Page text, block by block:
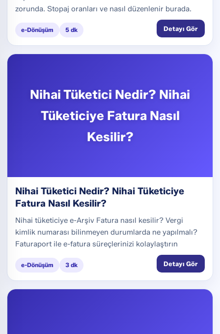
zorunda. Stopaj oranları ve nasıl düzenlenir burada.
e-Dönüşüm 5 dk Detayı Gör
Nihai Tüketici Nedir? Nihai
Tüketiciye Fatura Nasıl
Kesilir?
Nihai Tüketici Nedir? Nihai Tüketiciye
Fatura Nasıl Kesilir?
Nihai tüketiciye e-Arşiv Fatura nasıl kesilir? Vergi
kimlik numarası bilinmeyen durumlarda ne yapılmalı?
Faturaport ile e-fatura süreçlerinizi kolaylaştırın
e-Dönüşüm 3 dk Detayı Gör